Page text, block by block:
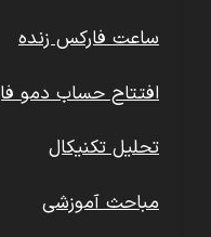
ساعت فارکس زنده
افتتاح حساب دمو
تحلیل تکنیکال
مباحث آموزشی